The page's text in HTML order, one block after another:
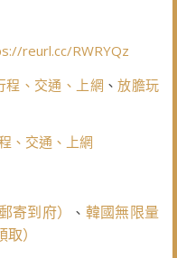
reurl.cc/RWRYQz
程、交通、上網 、放膽玩
、交通、上網
寄到府） 、 韓國無限量
）